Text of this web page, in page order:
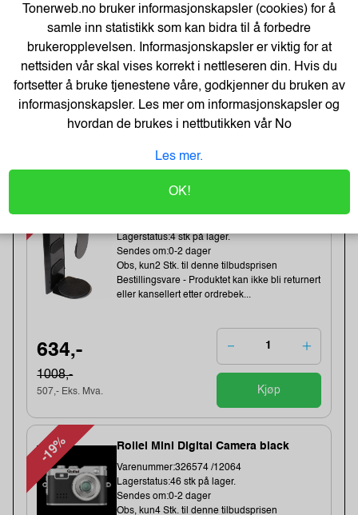
Lagerstatus:49 stk på lager.
Sendes om:1-3 dager
81,-
Kondator QuickClick
Lagerstatus:4 stk på lager.
Sendes om:0-2 dager
Obs, kun2 Stk. til denne tilbudsprisen
Bestillingsvare - Produktet kan ikke bli returnert
eller kansellert etter ordrebek...
634,-
1008,-
507,- Eks. Mva. Kjøp
-19% Rollei Mini Digital Camera black
Varenummer:326574 /12064
Lagerstatus:46 stk på lager.
Sendes om:0-2 dager
Obs, kun4 Stk. til denne tilbudsprisen
Tonerweb.no bruker informasjonskapsler (cookies) for å
samle inn statistikk som kan bidra til å forbedre
brukeropplevelsen. Informasjonskapsler er viktig for at
nettsiden vår skal vises korrekt i nettleseren din. Hvis du
fortsetter å bruke tjenestene våre, godkjenner du bruken av
informasjonskapsler. Les mer om informasjonskapsler og
hvordan de brukes i nettbutikken vårNo
Les mer.
OK!